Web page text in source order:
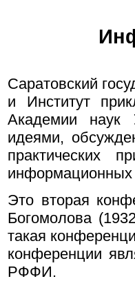
Саратовский
и Институт
Академии наук
идеями,
практических
информационных
Это вторая
Богомолова
такая
конференции
РФФИ.